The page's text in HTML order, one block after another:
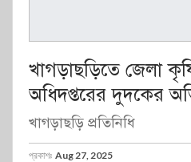
খাগড়াছড়িতে জেলা
অধিদপ্তরের দুদকের
খাগড়াছড়ি প্রতিনিধি
প্রকাশঃ Aug 27, 2025